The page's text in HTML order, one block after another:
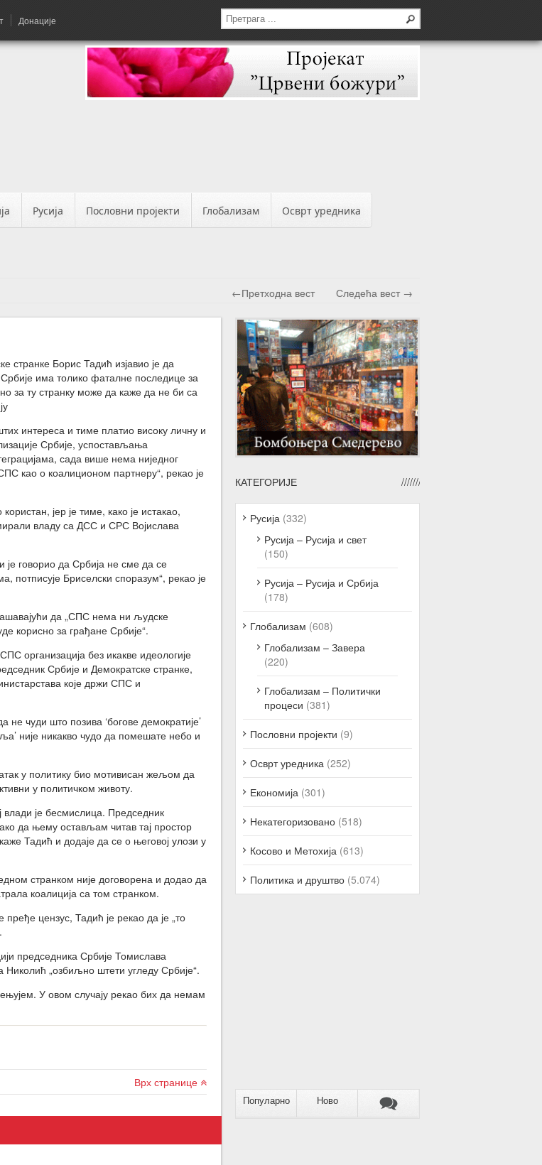
Донације
Русија Пословни пројекти Глобализам Осврт уредника
←Претходна вест Следећа вест →
Борис Тадић изјавио је да
има толико фаталне последице за
за ту странку може да каже да не би са
интереса и тиме платио високу личну и
Србије, успостављања
сада више нема ниједног
као о коалиционом партнеру“, рекао је
јер је тиме, како је истакао,
владу са ДСС и СРС Војислава
је говорио да Србија не сме да се
потписује Бриселски споразум“, рекао је
да „СПС нема ни људске
корисно за грађане Србије“.
организација без икакве идеологије
Србије и Демократске странке,
које држи СПС и
не чуди што позива ‘богове демократије’
није никакво чудо да помешате небо и
у политику био мотивисан жељом да
у политичком животу.
је бесмислица. Председник
да њему остављам читав тај простор
Тадић и додаје да се о његовој улози у
странком није договорена и додао да
коалиција са том странком.
цензус, Тадић је рекао да је „то
председника Србије Томислава
„озбиљно штети угледу Србије“.
У овом случају рекао бих да немам
Врх странице
КАТЕГОРИЈЕ
Русија (332)
Русија – Русија и свет
(150)
Русија – Русија и Србија
(178)
Глобализам (608)
Глобализам – Завера
(220)
Глобализам – Политички
процеси (381)
Пословни пројекти (9)
Осврт уредника (252)
Економија (301)
Некатегоризовано (518)
Косово и Метохија (613)
Политика и друштво (5.074)
Популарно Ново